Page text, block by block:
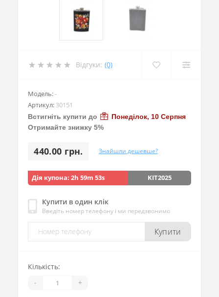
Відгуки: (0)
Модель:-
Артикул: 30151
Встигніть купити до
Понеділок, 10 Серпня
Отримайте знижку 5%
440.00 грн. Знайшли дешевше?
Дія купона:2h 59m 52s KIT2025
Купити в один клік
Введіть номер телефону і ми передзвонимо
Купити
Кількість:
- +